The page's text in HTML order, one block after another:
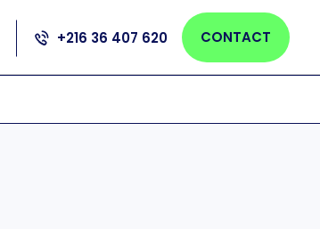
CONTACT
+216 36 407 620